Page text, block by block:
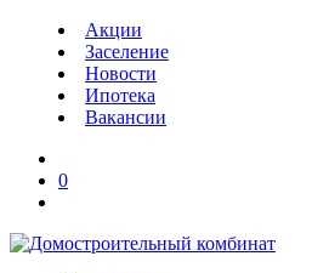
Акции
Заселение
Новости
Ипотека
Вакансии
0